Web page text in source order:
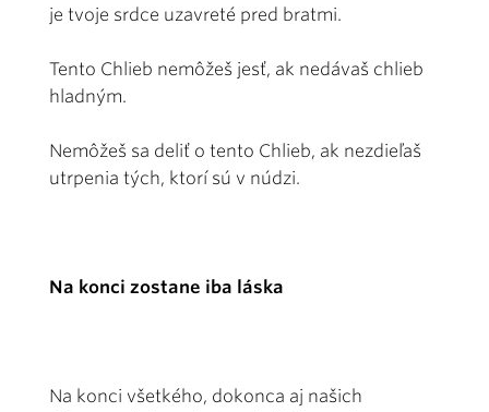
je tvoje srdce uzavreté pred bratmi.
Tento Chlieb nemôžeš jesť, ak nedávaš chlieb
hladným.
Nemôžeš sa deliť o tento Chlieb, ak nezdieľaš
utrpenia tých, ktorí sú v núdzi.
Na konci zostane iba láska
Na konci všetkého, dokonca aj našich